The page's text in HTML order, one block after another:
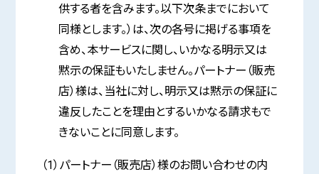
供する者を含みます。以下次条までにおいて
同様とします。）は、次の各号に掲げる事項を
含め、本サービスに関し、いかなる明示又は
黙示の保証もいたしません。パートナー（販売
店）様は、当社に対し、明示又は黙示の保証に
違反したことを理由とするいかなる請求もで
きないことに同意します。
（1）パートナー（販売店）様のお問い合わせの内